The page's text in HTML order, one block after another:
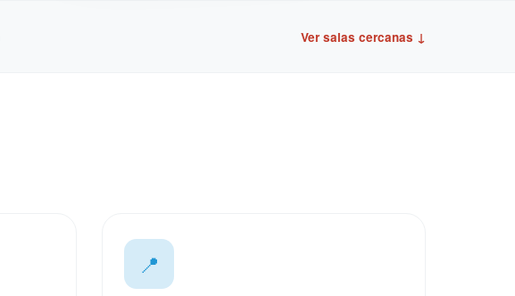
Ver salas cercanas ↓
📍